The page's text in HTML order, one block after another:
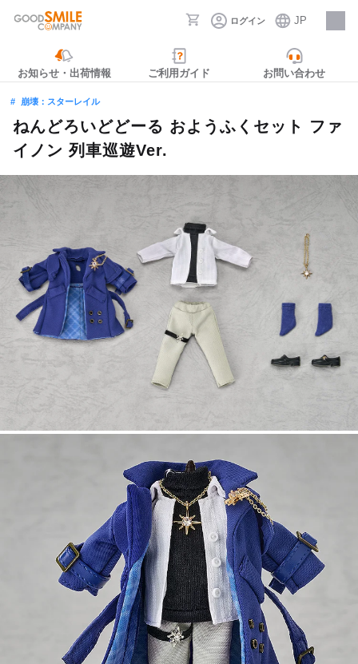
ログイン JP
採用情報
お知らせ・出荷情報 ご利用ガイド お問い合わせ
崩壊：スターレイル
ねんどろいどどーる おようふくセット ファ
イノン 列車巡遊Ver.